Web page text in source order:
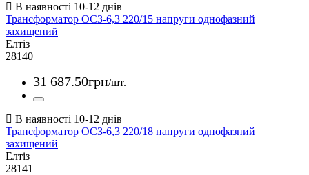
Трансформатор ОСЗ-6,3 220/15 напруги однофазний
захищений
Елтіз
28140
31 687.50грн/шт.
Трансформатор ОСЗ-6,3 220/18 напруги однофазний
захищений
Елтіз
28141